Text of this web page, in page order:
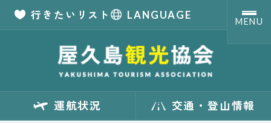
【公式】屋久島観
行きたいリスト LANGUAGE
MENU
運航状況 交通・登山情報